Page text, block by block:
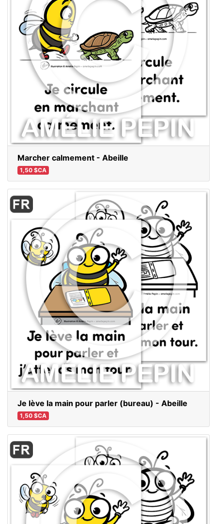
Marcher calmement - Abeille
1,50 $CA
Je lève la main pour parler (bureau) - Abeille
1,50 $CA